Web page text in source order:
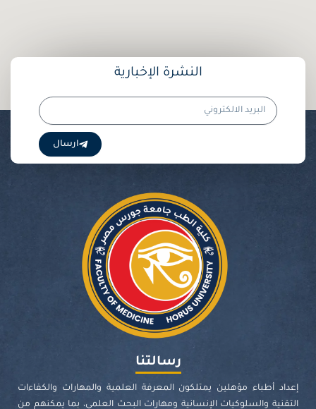
النشرة الإخبارية
البريد
الالكتروني
ارسال
رسالتنا
إعداد أطباء مؤهلين يمتلكون المعرفة العلمية والمهارات والكفاءات
التقنية والسلوكيات الإنسانية ومهارات البحث العلمي، بما يمكنهم من